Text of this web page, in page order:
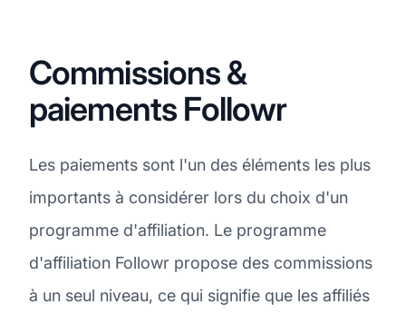
Commissions &
paiements Followr
Les paiements sont l'un des éléments les plus
importants à considérer lors du choix d'un
programme d'affiliation. Le programme
d'affiliation Followr propose des commissions
à un seul niveau, ce qui signifie que les affiliés